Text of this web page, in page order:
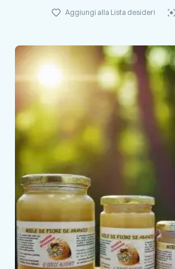
Aggiungi alla Lista desideri